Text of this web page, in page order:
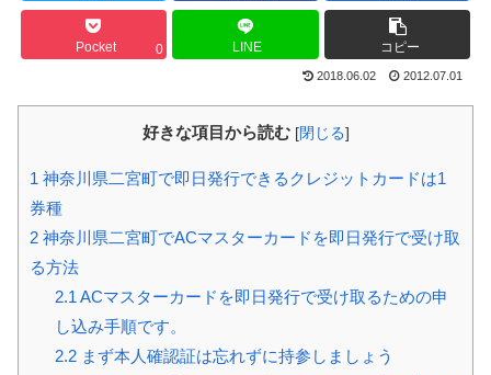
Pocket 0 LINE コピー
2018.06.02 2012.07.01
好きな項目から読む [閉じる]
1 神奈川県二宮町で即日発行できるクレジットカードは1
券種
2 神奈川県二宮町でACマスターカードを即日発行で受け取
る方法
2.1ACマスターカードを即日発行で受け取るための申
し込み手順です。
2.2まず本人確認証は忘れずに持参しましょう